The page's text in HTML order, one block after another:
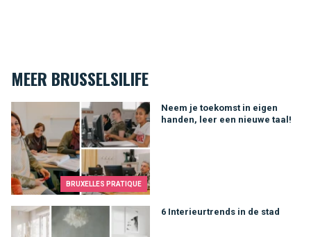
MEER BRUSSELSILIFE
BRUXELLES PRATIQUE
Neem je toekomst in eigen
handen, leer een nieuwe taal!
Neem je toekomst in eigen handen, leer een nieuwe taal!
6 Interieurtrends in de stad
6 Interieurtrends in de stad